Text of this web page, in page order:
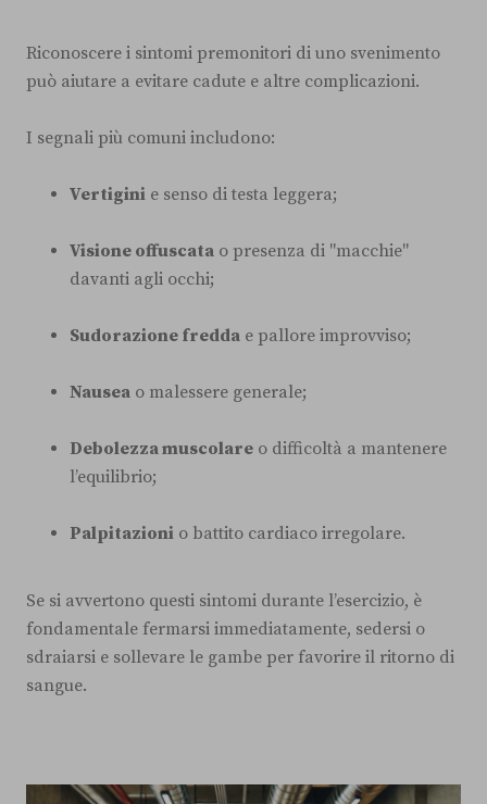
Riconoscere i sintomi premonitori di uno svenimento
può aiutare a evitare cadute e altre complicazioni.
I segnali più comuni includono:
Vertigini e senso di testa leggera;
Visione offuscata o presenza di "macchie"
davanti agli occhi;
Sudorazione fredda e pallore improvviso;
Nausea o malessere generale;
Debolezza muscolare o difficoltà a mantenere
l’equilibrio;
Palpitazioni o battito cardiaco irregolare.
Se si avvertono questi sintomi durante l’esercizio, è
fondamentale fermarsi immediatamente, sedersi o
sdraiarsi e sollevare le gambe per favorire il ritorno di
sangue.